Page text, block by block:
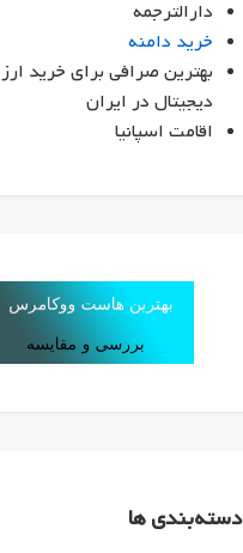
دارالترجمه
خرید دامنه
بهترین صرافی برای خرید ارز
دیجیتال در ایران
اقامت اسپانیا
دسته‌بندی ها